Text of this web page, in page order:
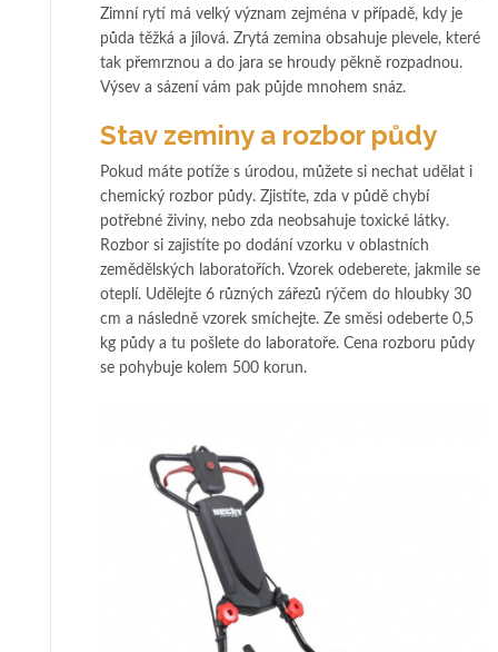
Zimní rytí má velký význam zejména v případě, kdy je
půda těžká a jílová. Zrytá zemina obsahuje plevele, které
tak přemrznou a do jara se hroudy pěkně rozpadnou.
Výsev a sázení vám pak půjde mnohem snáz.
Stav zeminy a rozbor půdy
Pokud máte potíže s úrodou, můžete si nechat udělat i
chemický rozbor půdy. Zjistíte, zda v půdě chybí
potřebné živiny, nebo zda neobsahuje toxické látky.
Rozbor si zajistíte po dodání vzorku v oblastních
zemědělských laboratořích. Vzorek odeberete, jakmile se
oteplí. Udělejte 6 různých zářezů rýčem do hloubky 30
cm a následně vzorek smíchejte. Ze směsi odeberte 0,5
kg půdy a tu pošlete do laboratoře. Cena rozboru půdy
se pohybuje kolem 500 korun.